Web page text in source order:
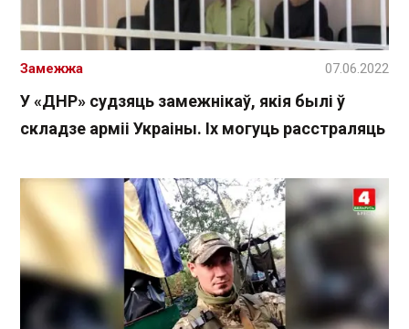
У «ДНР» судзяць замежнікаў, якія былі ў
складзе арміі Украіны. Іх могуць расстраляць
Замежжа 07.06.2022